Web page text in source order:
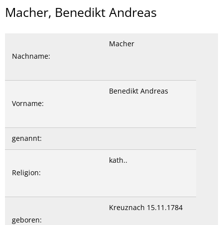
Macher,
Macher, Benedikt Andreas
Nachname:
Macher
Vorname:
Benedikt Andreas
genannt:
Religion:
kath..
geboren:
Kreuznach 15.11.1784